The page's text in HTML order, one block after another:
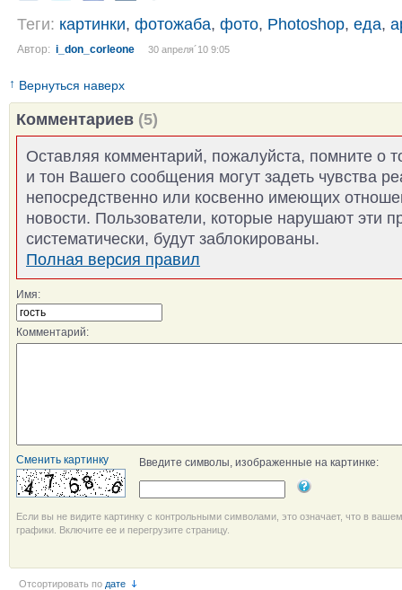
Теги: картинки, фотожаба, фото, Photoshop, еда,
Автор: i_don_corleone 30 апреля´10 9:05
↑ Вернуться наверх
Комментариев (5)
Оставляя комментарий, пожалуйста, помните о
и тон Вашего сообщения могут задеть чувства
непосредственно или косвенно имеющих
новости. Пользователи, которые нарушают эти
систематически, будут заблокированы.
Полная версия правил
Имя:
Комментарий:
Сменить картинку Введите символы, изображенные на картинке:
Если вы не видите картинку с контрольными символами, это означает, что в
графики. Включите ее и перегрузите страницу.
Отсортировать по дате